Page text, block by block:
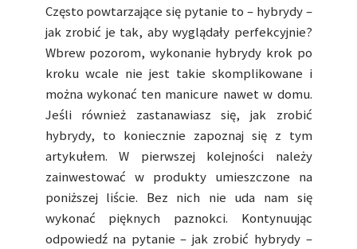
Często powtarzające się pytanie to – hybrydy –
jak zrobić je tak, aby wyglądały perfekcyjnie?
Wbrew pozorom, wykonanie hybrydy krok po
kroku wcale nie jest takie skomplikowane i
można wykonać ten manicure nawet w domu.
Jeśli również zastanawiasz się, jak zrobić
hybrydy, to koniecznie zapoznaj się z tym
artykułem. W pierwszej kolejności należy
zainwestować w produkty umieszczone na
poniższej liście. Bez nich nie uda nam się
wykonać pięknych paznokci. Kontynuując
odpowiedź na pytanie – jak zrobić hybrydy –